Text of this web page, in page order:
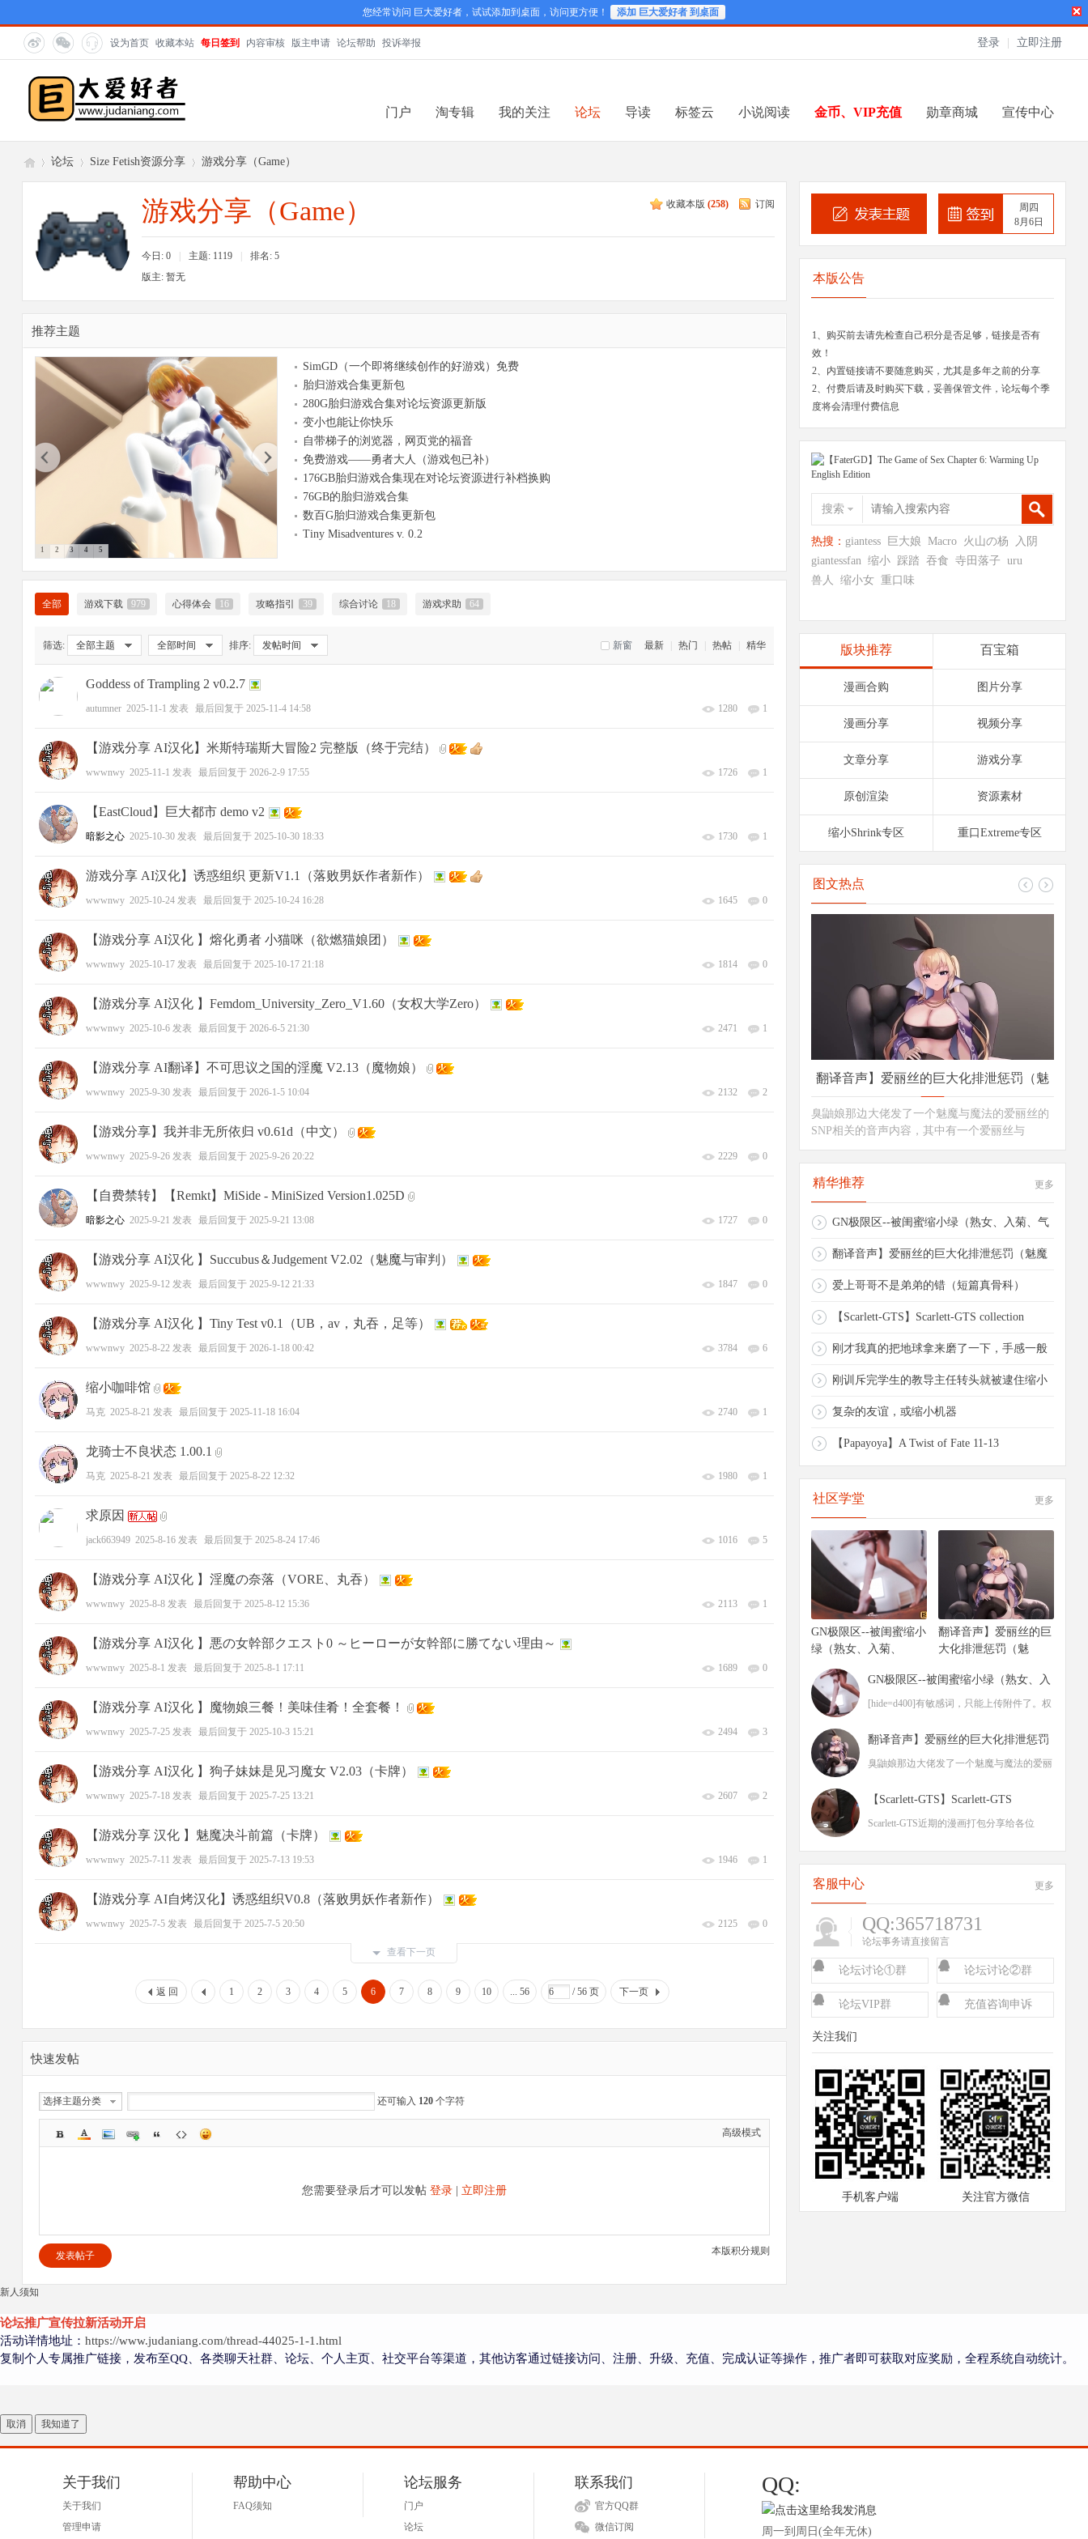
您经常访问 巨大爱好者，试试添加到桌面，访问更方便！ 添加 巨大爱好者 到桌面
登录 立即注册
设为首页 收藏本站 每日签到 内容审核 版主申请 论坛帮助 投诉举报
门户 淘专辑 我的关注 论坛 导读 标签云 小说阅读 金币、VIP充值 勋章商城 宣传中心
»
论坛
›
Size Fetish资源分享 游戏分享（Game）
收藏本版(258) 订阅
游戏分享（Game）
今日: 0 主题: 1119 排名: 5
版主: 暂无
推荐主题
1 2 3 4 5
SimGD（一个即将继续创作的好游戏）免费
胎归游戏合集更新包
280G胎归游戏合集对论坛资源更新版
变小也能让你快乐
自带梯子的浏览器，网页党的福音
免费游戏——勇者大人（游戏包已补）
176GB胎归游戏合集现在对论坛资源进行补档换购
76GB的胎归游戏合集
数百G胎归游戏合集更新包
Tiny Misadventures v. 0.2
全部 游戏下载 979 心得体会 16 攻略指引 39 综合讨论 18 游戏求助 64
最新 热门 热帖 精华
新窗
筛选: 全部主题 全部时间 排序: 发帖时间
Goddess of Trampling 2 v0.2.7
1280 1
autumner 2025-11-1 发表 最后回复于 2025-11-4 14:58
【游戏分享 AI汉化】米斯特瑞斯大冒险2 完整版（终于完结）
1726 1
wwwnwy 2025-11-1 发表 最后回复于 2026-2-9 17:55
【EastCloud】巨大都市 demo v2
1730 1
暗影之心 2025-10-30发表 最后回复于 2025-10-30 18:33
游戏分享 AI汉化】诱惑组织 更新V1.1（落败男妖作者新作）
1645 0
wwwnwy 2025-10-24发表 最后回复于 2025-10-24 16:28
【游戏分享 AI汉化 】熔化勇者 小猫咪（欲燃猫娘团）
1814 0
wwwnwy 2025-10-17发表 最后回复于 2025-10-17 21:18
【游戏分享 AI汉化 】Femdom_University_Zero_V1.60（女权大学Zero）
2471 1
wwwnwy 2025-10-6发表 最后回复于 2026-6-5 21:30
【游戏分享 AI翻译】不可思议之国的淫魔 V2.13（魔物娘）
2132 2
wwwnwy 2025-9-30发表 最后回复于 2026-1-5 10:04
【游戏分享】我并非无所依归 v0.61d（中文）
2229 0
wwwnwy 2025-9-26发表 最后回复于 2025-9-26 20:22
【自费禁转】【Remkt】MiSide - MiniSized Version1.025D
1727 0
暗影之心 2025-9-21 发表 最后回复于 2025-9-21 13:08
【游戏分享 AI汉化 】Succubus＆Judgement V2.02（魅魔与审判）
1847 0
wwwnwy 2025-9-12发表 最后回复于 2025-9-12 21:33
【游戏分享 AI汉化 】Tiny Test v0.1（UB，av，丸吞，足等）
3784 6
wwwnwy 2025-8-22发表 最后回复于 2026-1-18 00:42
缩小咖啡馆
2740 1
马克 2025-8-21 发表 最后回复于 2025-11-18 16:04
龙骑士不良状态 1.00.1
1980 1
马克 2025-8-21 发表 最后回复于 2025-8-22 12:32
求原因
1016 5
jack663949 2025-8-16发表 最后回复于 2025-8-24 17:46
【游戏分享 AI汉化 】淫魔の奈落（VORE、丸吞）
2113 1
wwwnwy 2025-8-8发表 最后回复于 2025-8-12 15:36
【游戏分享 AI汉化 】悪の女幹部クエスト0 ～ヒーローが女幹部に勝てない理由～
1689 0
wwwnwy 2025-8-1 发表 最后回复于 2025-8-1 17:11
【游戏分享 AI汉化 】魔物娘三餐！美味佳肴！全套餐！
2494 3
wwwnwy 2025-7-25发表 最后回复于 2025-10-3 15:21
【游戏分享 AI汉化 】狗子妹妹是见习魔女 V2.03（卡牌）
2607 2
wwwnwy 2025-7-18发表 最后回复于 2025-7-25 13:21
【游戏分享 汉化 】魅魔决斗前篇（卡牌）
1946 1
wwwnwy 2025-7-11 发表 最后回复于 2025-7-13 19:53
【游戏分享 AI自烤汉化】诱惑组织V0.8（落败男妖作者新作）
2125 0
wwwnwy 2025-7-5发表 最后回复于 2025-7-5 20:50
查看下一页
返 回 1 2 3 4 5 6 7 8 9 10 ... 56 / 56 页 下一页
快速发帖
选择主题分类 还可输入 120个字符
高级模式
您需要登录后才可以发帖 登录| 立即注册
本版积分规则
发表帖子
周四
8月6日
本版公告
1、购买前去请先检查自己积分是否足够，链接是否有
效！
2、内置链接请不要随意购买，尤其是多年之前的分享
2、付费后请及时购买下载，妥善保管文件，论坛每个季
度将会清理付费信息
搜索
热搜： giantess 巨大娘 Macro 火山の杨
入阴
giantessfan 缩小 踩踏 吞食 寺田落子
uru
兽人
缩小女 重口味
版块推荐 百宝箱
漫画合购 图片分享
漫画分享 视频分享
文章分享 游戏分享
原创渲染 资源素材
缩小Shrink专区 重口Extreme专区
图文热点
翻译音声】爱丽丝的巨大化排泄惩罚（魅
魔与
臭鼬娘那边大佬发了一个魅魔与魔法的爱丽丝的
SNP相关的音声内容，其中有一个爱丽丝与
更多
精华推荐
GN极限区--被闺蜜缩小绿（熟女、入菊、气
味
翻译音声】爱丽丝的巨大化排泄惩罚（魅魔
与
爱上哥哥不是弟弟的错（短篇真骨科）
【Scarlett-GTS】Scarlett-GTS collection
刚才我真的把地球拿来磨了一下，手感一般
刚训斥完学生的教导主任转头就被逮住缩小
的
复杂的友谊，或缩小机器
【Papayoya】A Twist of Fate 11-13
更多
社区学堂
GN极限区--被闺蜜缩小
绿（熟女、入菊、
翻译音声】爱丽丝的巨
大化排泄惩罚（魅
GN极限区--被闺蜜缩小绿（熟女、入
菊、气味
[hide=d400]有敏感词，只能上传附件了。权
翻译音声】爱丽丝的巨大化排泄惩罚
（魅魔与
臭鼬娘那边大佬发了一个魅魔与魔法的爱丽
【Scarlett-GTS】Scarlett-GTS
collection
Scarlett-GTS近期的漫画打包分享给各位
更多
客服中心
QQ:365718731
论坛事务请直接留言
论坛讨论①群
（已满）
论坛讨论②群
论坛VIP群 充值咨询申诉
关注我们
手机客户端 关注官方微信
新人须知
论坛推广宣传拉新活动开启
活动详情地址： https://www.judaniang.com/thread-44025-1-1.html
复制个人专属推广链接，发布至QQ、各类聊天社群、论坛、个人主页、社交平台等渠道，其他访客通过链接访问、注册、升级、充值、完成认证等操作，推广者即可获取对应奖励，全程系统自动统计。
取消 我知道了
关于我们
关于我们
管理申请
帮助中心
FAQ须知
论坛服务
门户
论坛
联系我们
官方QQ群
微信订阅
QQ:
周一到周日(全年无休)